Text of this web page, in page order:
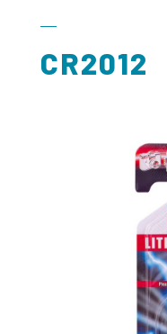
CR2012